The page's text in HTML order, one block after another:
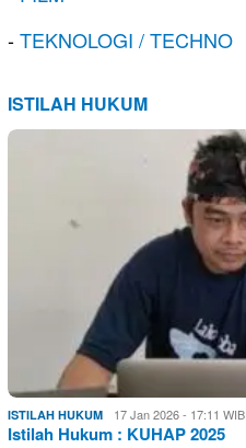
-TEKNOLOGI / TECHNO
ISTILAH HUKUM
ISTILAH HUKUM 17 Jan 2026 - 17:11 WIB
Istilah Hukum : KUHAP 2025